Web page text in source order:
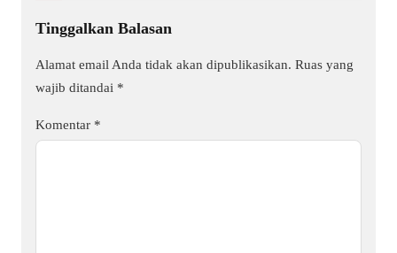
Tinggalkan Balasan
Alamat email Anda tidak akan dipublikasikan. Ruas yang
wajib ditandai *
Komentar *